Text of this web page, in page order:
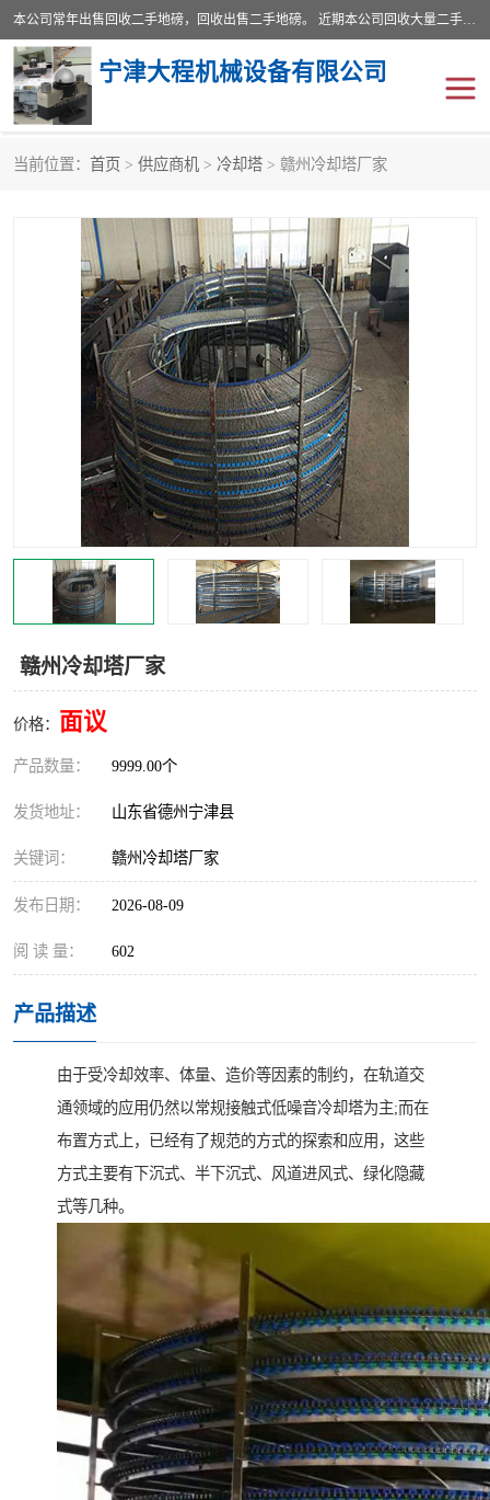
本公司常年出售回收二手地磅，回收出售二手地磅。 近期本公司回收大量二手地磅，型号齐全，宽度从2米到3.5米，长度5米到25米，承重吨位从10到200吨，成色7—9成新。 ? 使用年限6个月至2年，产品来源于个人闲置品，工矿企业停用品，因小换大而来。 精准度和新的一样， 二手地磅是内行人的选择，打个电话就省钱朋友您好等什么
宁津大程机械设备有限公司
当前位置： 首页 > 供应商机 > 冷却塔 > 赣州冷却塔厂家
赣州冷却塔厂家
价格： 面议
产品数量： 9999.00个
发货地址： 山东省德州宁津县
关键词： 赣州冷却塔厂家
发布日期： 2026-08-09
阅 读 量： 602
产品描述
由于受冷却效率、体量、造价等因素的制约，在轨道交
通领域的应用仍然以常规接触式低噪音冷却塔为主;而在
布置方式上，已经有了规范的方式的探索和应用，这些
方式主要有下沉式、半下沉式、风道进风式、绿化隐藏
式等几种。
地磅传感器 废纸打包机
烘干机 食品烘干机
装载机电子秤 输送机
半自动输送机 全自动输送机
冷却塔 食品螺旋塔
木材撕碎机
塑料撕碎机 金属撕碎机